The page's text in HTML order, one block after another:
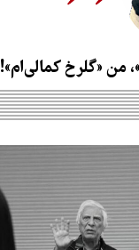
کمالی‌ام»!